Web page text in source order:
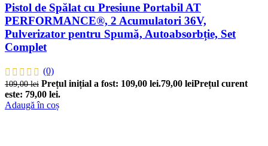
Pistol de Spălat cu Presiune Portabil AT
PERFORMANCE®, 2 Acumulatori 36V,
Pulverizator pentru Spumă, Autoabsorbție, Set
Complet
(0)
109,00lei Prețul inițial a fost: 109,00 lei.79,00 leiPrețul curent
este: 79,00 lei.
Adaugă în coș